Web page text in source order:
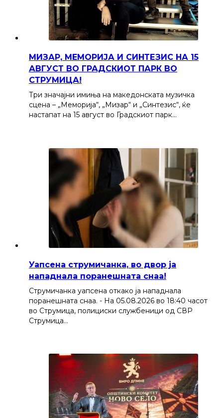
МИЗАР, МЕМОРИЈА И СИНТЕЗИС НА 15
АВГУСТ ВО ГРАДСКИОТ ПАРК ВО
СТРУМИЦА!
Три значајни имиња на македонската музичка
сцена – „Меморија“, „Мизар“ и „Синтезис“, ќе
настапат на 15 август во Градскиот парк…
Уапсена струмичанка, во двор ја
нападнала поранешната снаа!
Струмичанка уапсена откако ја нападнала
поранешната снаа. - На 05.08.2026 во 18:40 часот
во Струмица, полициски службеници од СВР
Струмица…